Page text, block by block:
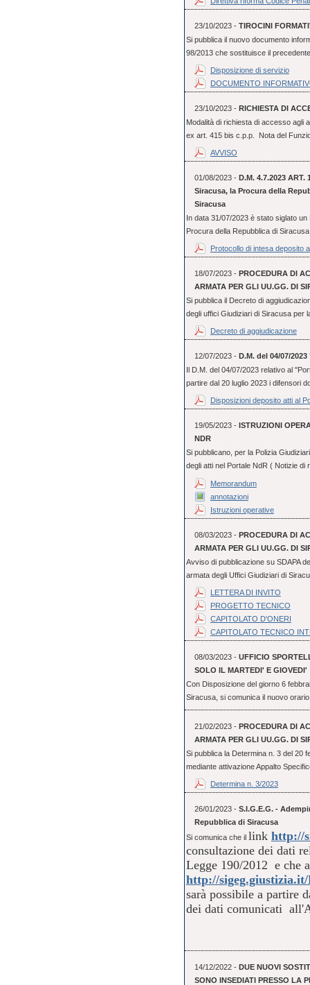
23/10/2023 - TIROCINI
Si pubblica il nuovo documento
98/2013 che sostituisce il
Disposizione di servizio
DOCUMENTO
23/10/2023 - RICHIESTA DI
Modalità di richiesta di accesso agli
ex art. 415 bis c.p.p. Nota del
AVVISO
01/08/2023 - D.M. 4.7.2023
Siracusa, la Procura della
Siracusa
In data 31/07/2023 è stato siglato
Procura della Repubblica di
Protocollo di intesa deposito
18/07/2023 - PROCEDURA DI
ARMATA PER GLI UU.GG. DI
Si pubblica il Decreto di
degli uffici Giudiziari di Siracusa per
Decreto di aggiudicazione
12/07/2023 - D.M. del 04/07/
Il D.M. del 04/07/2023 relativo al
partire dal 20 luglio 2023 i difensori
Disposizioni deposito atti al
19/05/2023 - ISTRUZIONI
NDR
Si pubblicano, per la Polizia
degli atti nel Portale NdR ( Notizie di
Memorandum
annotazioni
Istruzioni operative
08/03/2023 - PROCEDURA DI
ARMATA PER GLI UU.GG. DI
Avviso di pubblicazione su SDAPA
armata degli Uffici Giudiziari di
LETTERA DI INVITO
PROGETTO TECNICO
CAPITOLATO D'ONERI
CAPITOLATO TECNICO
08/03/2023 - UFFICIO
SOLO IL MARTEDI' E GIOVEDI'
Con Disposizione del giorno 6
Siracusa, si comunica il nuovo
21/02/2023 - PROCEDURA DI
ARMATA PER GLI UU.GG. DI
Si pubblica la Determina n. 3 del 20
mediante attivazione Appalto
Determina n. 3/2023
26/01/2023 - S.I.G.E.G. -
Repubblica di Siracusa
Si comunica che il link http://
consultazione dei dati
Legge 190/2012 e che
http://
sarà possibile a partire
dei dati comunicati
14/12/2022 - DUE NUOVI
SONO INSEDIATI PRESSO LA